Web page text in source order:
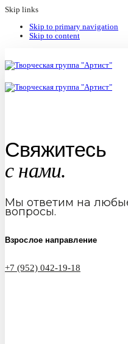
Skip links
Skip to primary navigation
Skip to content
Свяжитесь
с нами.
Мы ответим на
вопросы.
Взрослое направление
+7 (952) 042-19-18